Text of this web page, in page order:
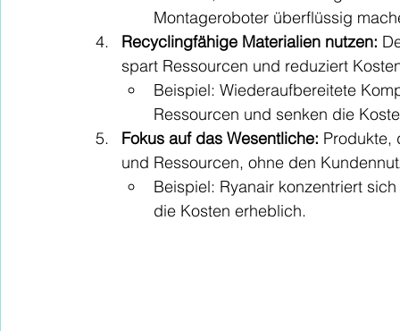
Montageroboter überflüssig
Recyclingfähige Materialien nutzen:
spart Ressourcen und reduziert
Beispiel: Wiederaufbereitete
Ressourcen und senken die
Fokus auf das Wesentliche: Produkte,
und Ressourcen, ohne den
Beispiel: Ryanair konzentriert
die Kosten erheblich.